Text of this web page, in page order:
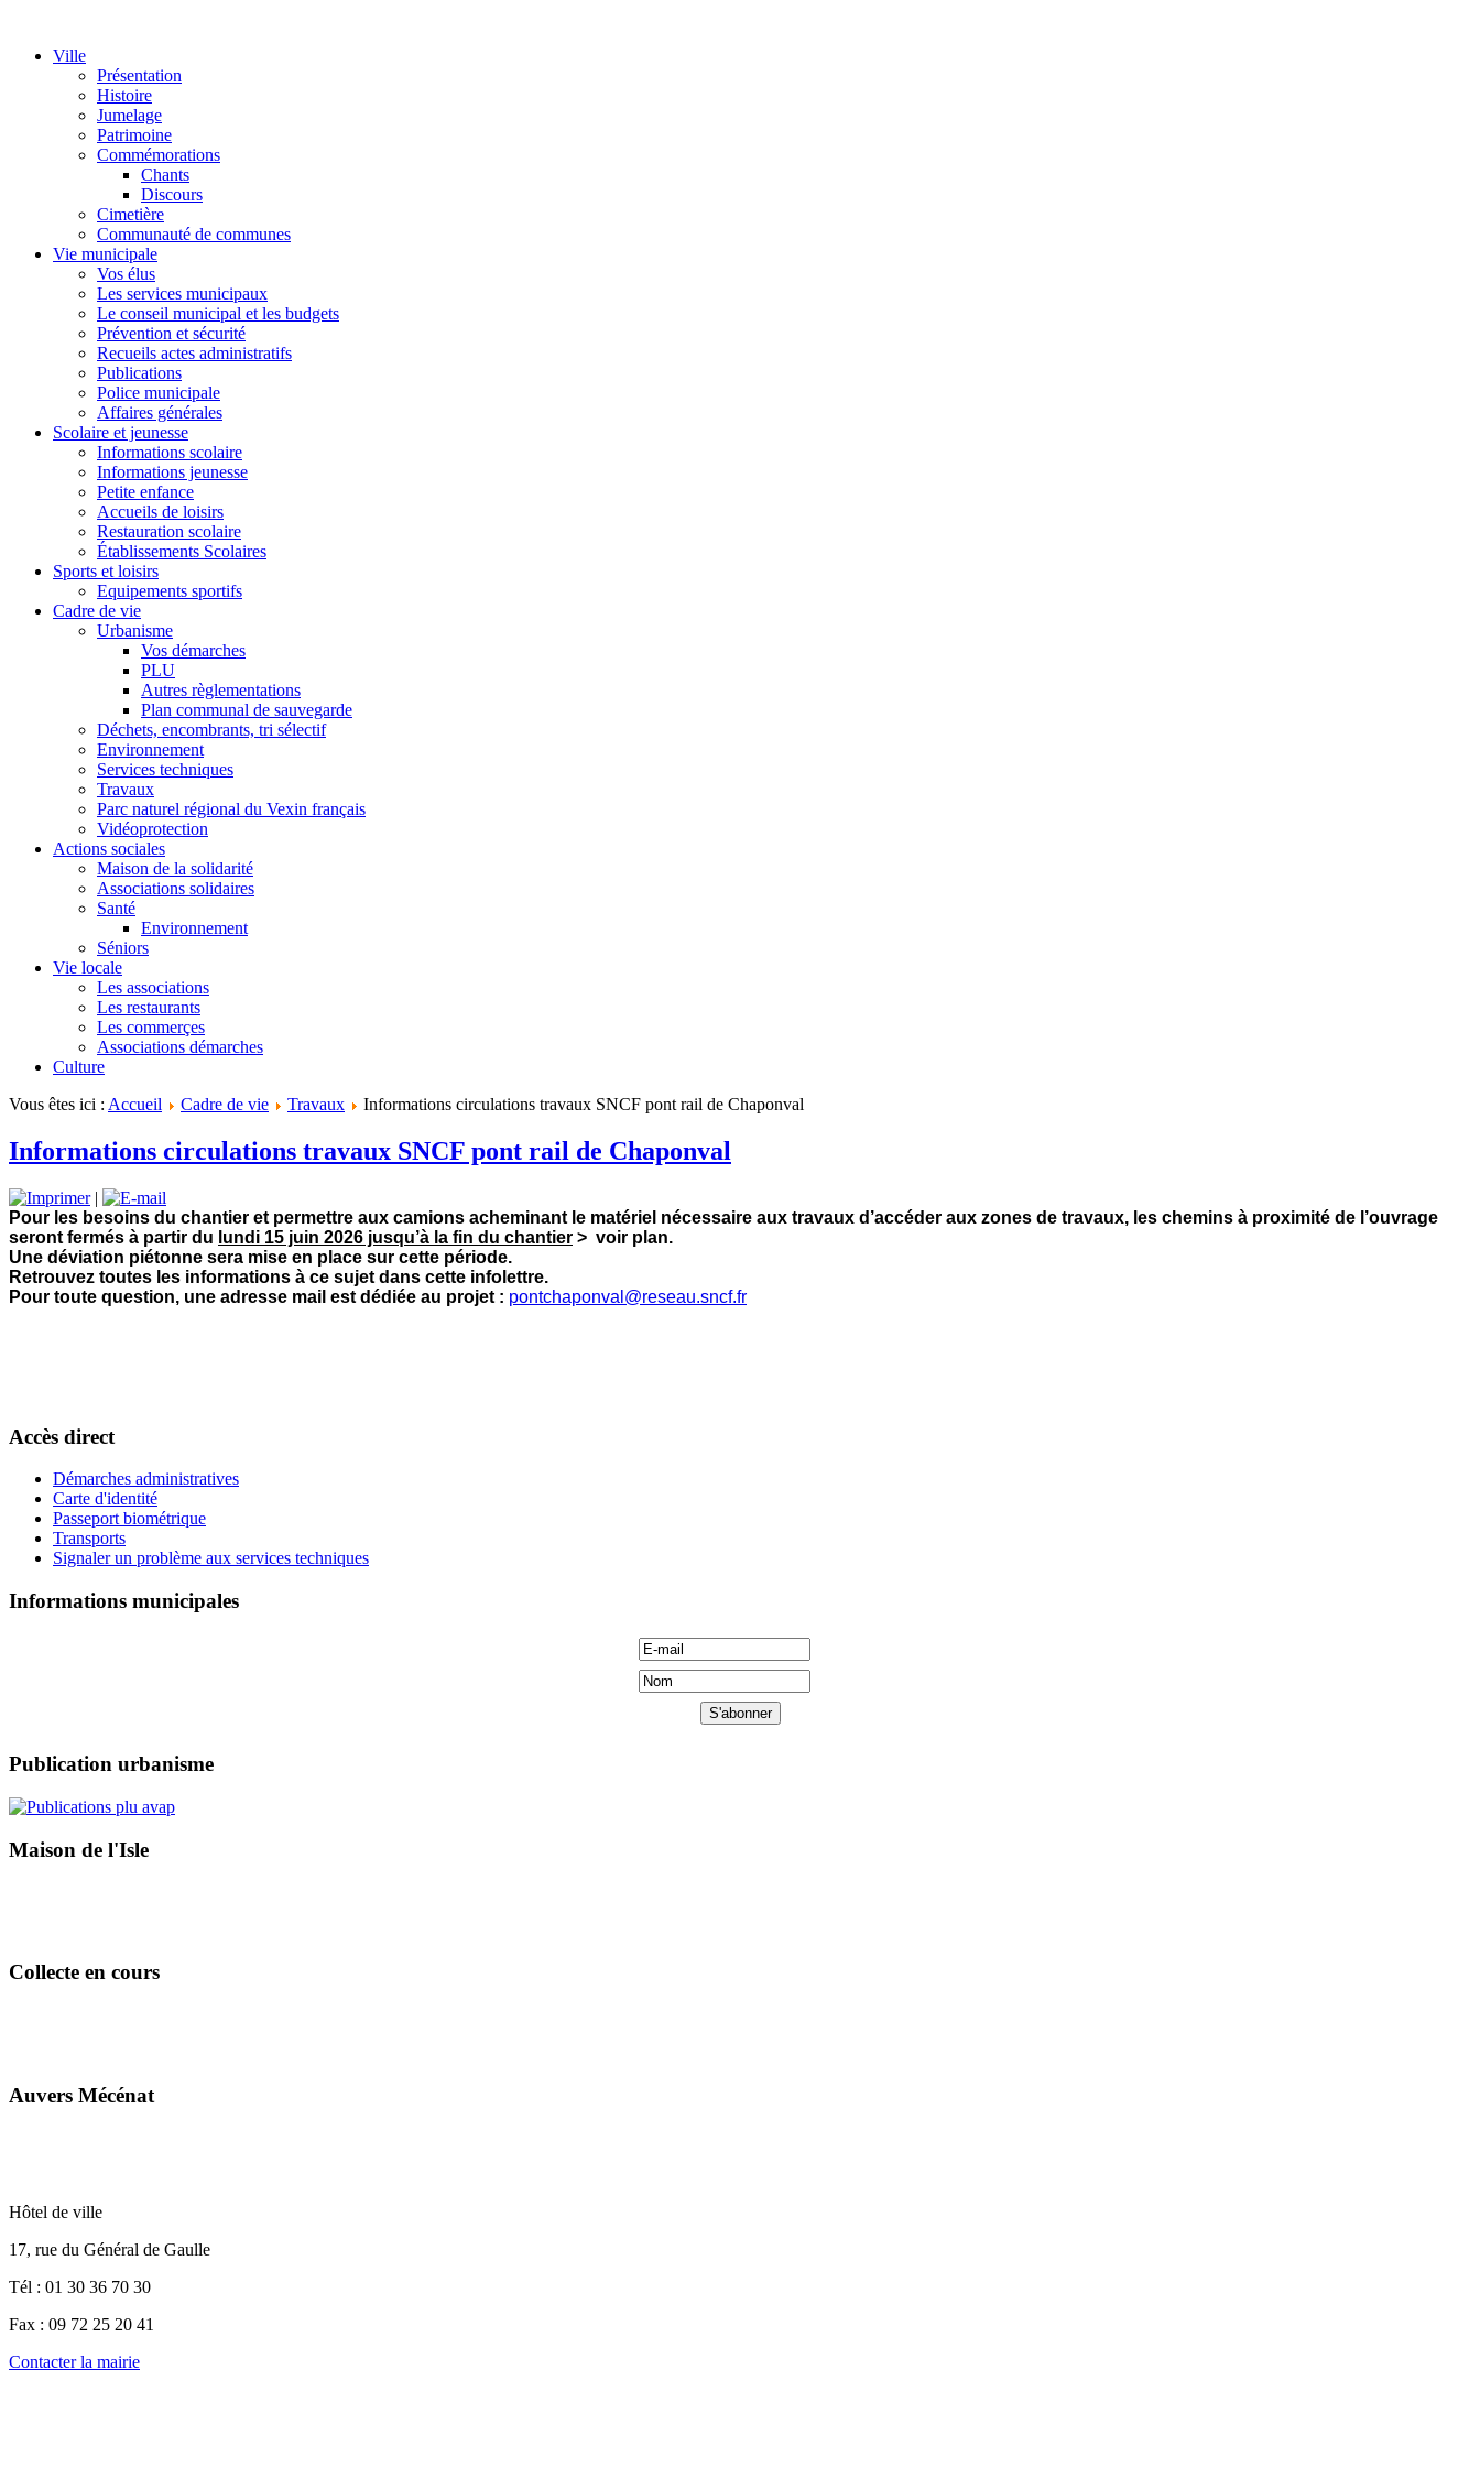
Ville
Présentation
Histoire
Jumelage
Patrimoine
Commémorations
Chants
Discours
Cimetière
Communauté de communes
Vie municipale
Vos élus
Les services municipaux
Le conseil municipal et les budgets
Prévention et sécurité
Recueils actes administratifs
Publications
Police municipale
Affaires générales
Scolaire et jeunesse
Informations scolaire
Informations jeunesse
Petite enfance
Accueils de loisirs
Restauration scolaire
Établissements Scolaires
Sports et loisirs
Equipements sportifs
Cadre de vie
Urbanisme
Vos démarches
PLU
Autres règlementations
Plan communal de sauvegarde
Déchets, encombrants, tri sélectif
Environnement
Services techniques
Travaux
Parc naturel régional du Vexin français
Vidéoprotection
Actions sociales
Maison de la solidarité
Associations solidaires
Santé
Environnement
Séniors
Vie locale
Les associations
Les restaurants
Les commerçes
Associations démarches
Culture
Vous êtes ici : Accueil Cadre de vie Travaux Informations circulations travaux SNCF pont rail de Chaponval
Informations circulations travaux SNCF pont rail de Chaponval
|
Pour les besoins du chantier et permettre aux camions acheminant le matériel nécessaire aux travaux d’accéder aux zones de travaux, les chemins à proximité de l’ouvrage
seront fermés à partir du lundi 15 juin 2026 jusqu’à la fin du chantier > voir plan.
Une déviation piétonne sera mise en place sur cette période.
Retrouvez toutes les informations à ce sujet dans cette infolettre.
Pour toute question, une adresse mail est dédiée au projet : pontchaponval@reseau.sncf.fr
Accès direct
Démarches administratives
Carte d'identité
Passeport biométrique
Transports
Signaler un problème aux services techniques
Informations municipales
Publication urbanisme
Maison de l'Isle
Collecte en cours
Auvers Mécénat
Hôtel de ville
17, rue du Général de Gaulle
Tél : 01 30 36 70 30
Fax : 09 72 25 20 41
Contacter la mairie